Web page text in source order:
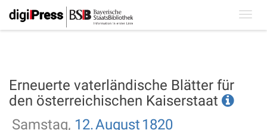
Erneuerte vaterländische Blätter für
den österreichischen Kaiserstaat
Samstag, 12.August 1820